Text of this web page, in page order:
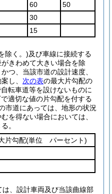
60
50
30
15
除く。)及び車線に接続する
きわめて大きい場合を除
つ、当該市道の設計速度、
し、 次の表の最大片勾配の
転車道等を設けないものに
で適切な値の片勾配を付する
市道にあっては、地形の状況
を得ない場合においては、
。
片勾配(単位 パーセント)
、設計車両及び当該曲線部